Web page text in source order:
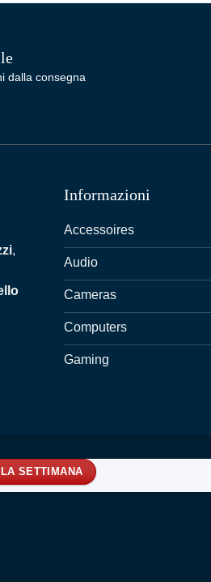
dalla consegna
,
Informazioni
Accessoires
Audio
Cameras
Computers
Gaming
SETTIMANA